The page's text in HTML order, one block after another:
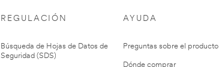
REGULACIÓN
Búsqueda de Hojas de Datos de
Seguridad (SDS)
AYUDA
Preguntas sobre el producto
Dónde comprar